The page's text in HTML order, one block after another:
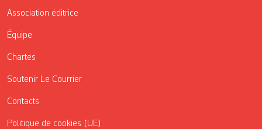
Association éditrice
Équipe
Chartes
Soutenir Le Courrier
Contacts
Politique de cookies (UE)